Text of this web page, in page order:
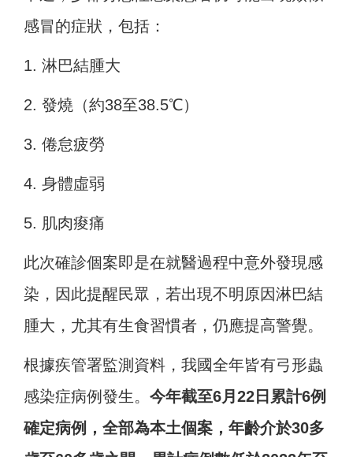
感冒的症狀，包括：
1. 淋巴結腫大
2. 發燒（約38至38.5℃）
3. 倦怠疲勞
4. 身體虛弱
5. 肌肉痠痛
此次確診個案即是在就醫過程中意外發現感
染，因此提醒民眾，若出現不明原因淋巴結
腫大，尤其有生食習慣者，仍應提高警覺。
根據疾管署監測資料，我國全年皆有弓形蟲
感染症病例發生。 今年截至6月22日累計6例
確定病例，全部為本土個案，年齡介於30多